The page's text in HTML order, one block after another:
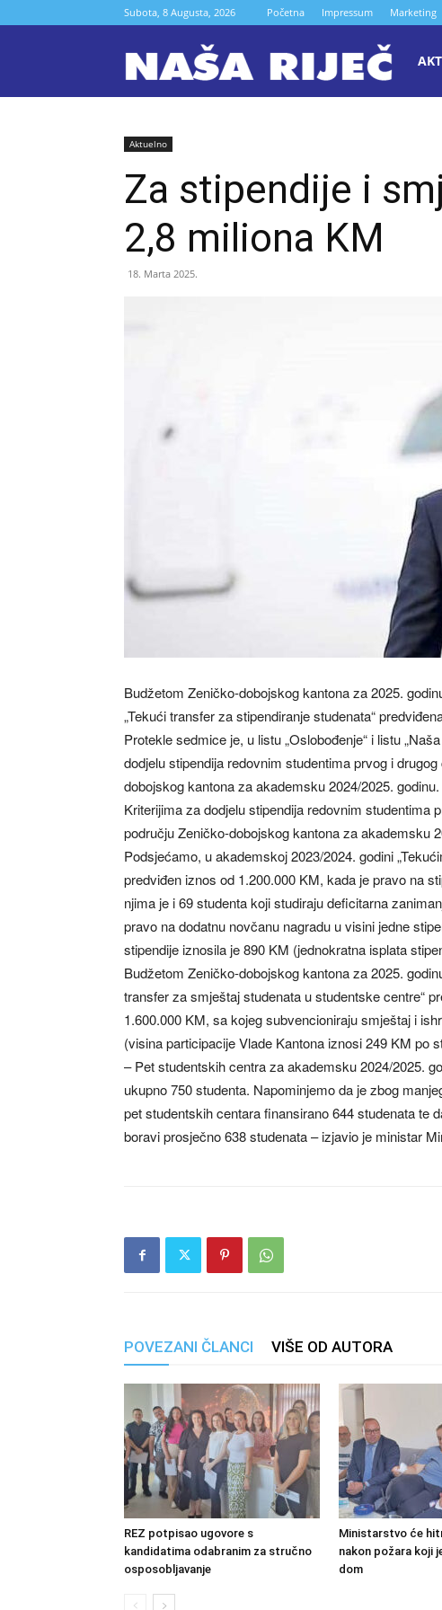
Subota, 8 Augusta, 2026 Početna Impressum Marketing
Naša
Zenica
Aktuelno
Za stipendije i
2,8 miliona KM
18. Marta 2025.
Budžetom Zeničko-dobojskog kantona za 2025.
„Tekući transfer za stipendiranje studenata“
Protekle sedmice je, u listu „Oslobođenje“ i listu
dodjelu stipendija redovnim studentima prvog i
dobojskog kantona za akademsku 2024/2025.
Kriterijima za dodjelu stipendija redovnim studentima
području Zeničko-dobojskog kantona za akademsku
Podsjećamo, u akademskoj 2023/2024. godini
predviđen iznos od 1.200.000 KM, kada je pravo na
njima je i 69 studenta koji studiraju deficitarna
pravo na dodatnu novčanu nagradu u visini jedne
stipendije iznosila je 890 KM (jednokratna isplata
Budžetom Zeničko-dobojskog kantona za 2025.
transfer za smještaj studenata u studentske centre“
1.600.000 KM, sa kojeg subvencioniraju smještaj i
(visina participacije Vlade Kantona iznosi 249 KM po
– Pet studentskih centra za akademsku 2024/2025.
ukupno 750 studenta. Napominjemo da je zbog
pet studentskih centara finansirano 644 studenata te
boravi prosječno 638 studenata – izjavio je ministar
POVEZANI ČLANCI VIŠE OD AUTORA
REZ potpisao ugovore s
kandidatima odabranim za stručno
osposobljavanje
Ministarstvo će
nakon požara koji
dom